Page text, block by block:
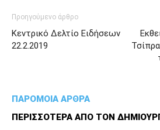
Προηγούμενο άρθρο
Κεντρικό Δελτίο Ειδήσεων
22.2.2019
ΠΑΡΟΜΟΙΑ ΑΡΘΡΑ
ΠΕΡΙΣΣΟΤΕΡΑ ΑΠΟ ΤΟΝ